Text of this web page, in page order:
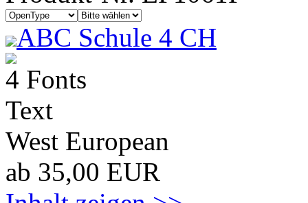
ABC Schule 4 CH
4 Fonts
Text
West European
ab 35,00 EUR